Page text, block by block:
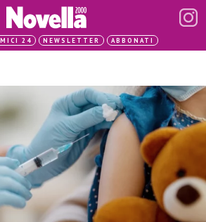
24 NEWSLETTER ABBONATI